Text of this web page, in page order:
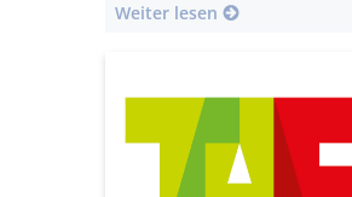
Weiter lesen